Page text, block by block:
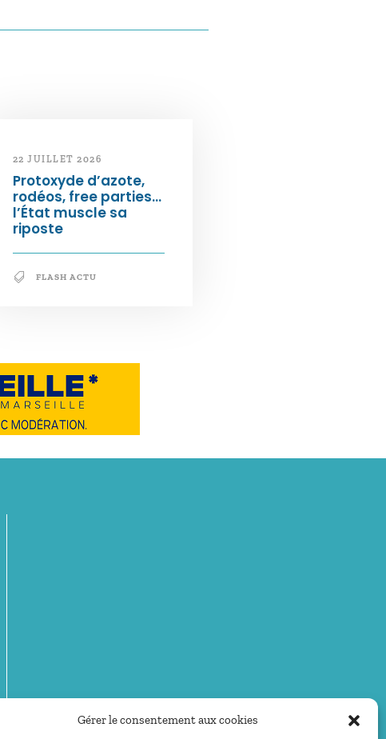
Gérer le consentement aux cookies
22 JUILLET 2026
Protoxyde d’azote,
rodéos, free parties…
l’État muscle sa
riposte
FLASH ACTU